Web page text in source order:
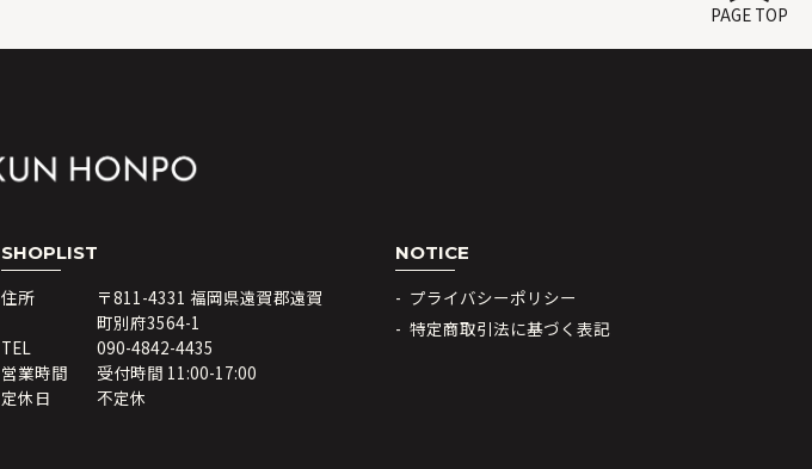
PAGE TOP
SHOPLIST
住所
〒811-4331 福岡県遠賀郡遠賀
町別府3564-1
TEL
090-4842-4435
営業時間
受付時間 11:00-17:00
定休日
不定休
NOTICE
プライバシーポリシー
特定商取引法に基づく表記